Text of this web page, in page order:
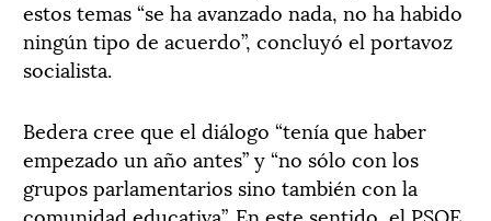
estos temas “se ha avanzado nada, no ha habido
ningún tipo de acuerdo”, concluyó el portavoz
socialista.
Bedera cree que el diálogo “tenía que haber
empezado un año antes” y “no sólo con los
grupos parlamentarios sino también con la
comunidad educativa”. En este sentido, el PSOE